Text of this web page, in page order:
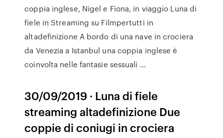
coppia inglese, Nigel e Fiona, in viaggio Luna di
fiele in Streaming su Filmpertutti in
altadefinizione A bordo di una nave in crociera
da Venezia a Istanbul una coppia inglese è
coinvolta nelle fantasie sessuali …
30/09/2019 · Luna di fiele
streaming altadefinizione Due
coppie di coniugi in crociera